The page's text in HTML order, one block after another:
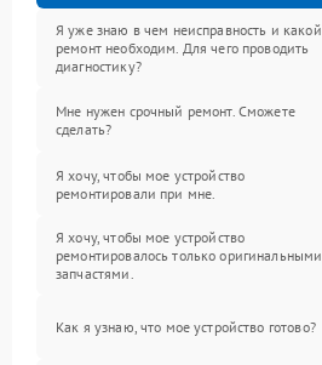
Я уже знаю в чем неисправность и какой
ремонт необходим. Для чего проводить
диагностику?
Мне нужен срочный ремонт. Сможете
сделать?
Я хочу, чтобы мое устройство
ремонтировали при мне.
Я хочу, чтобы мое устройство
ремонтировалось только оригинальными
запчастями.
Как я узнаю, что мое устройство готово?